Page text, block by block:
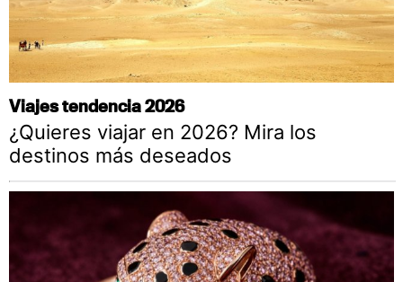
Viajes tendencia 2026
¿Quieres viajar en 2026? Mira los
destinos más deseados